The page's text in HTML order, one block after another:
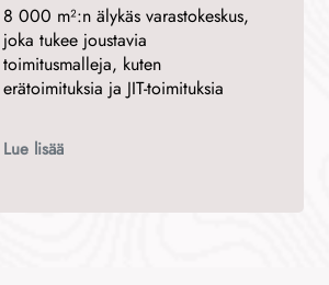
8 000 m²:n älykäs varastokeskus,
joka tukee joustavia
toimitusmalleja, kuten
erätoimituksia ja JIT-toimituksia
Lue lisää